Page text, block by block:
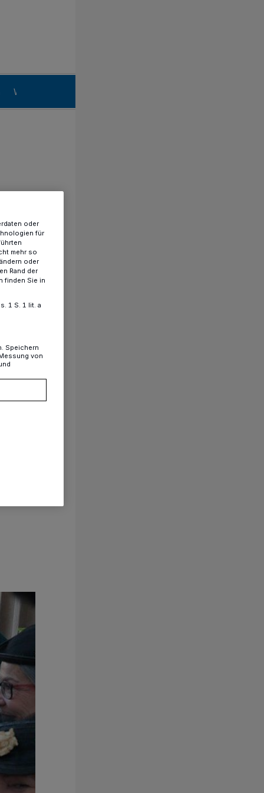
Willich
oder
für
mehr so
oder
Rand der
finden Sie in
1 S. 1 lit. a
Speichern
von